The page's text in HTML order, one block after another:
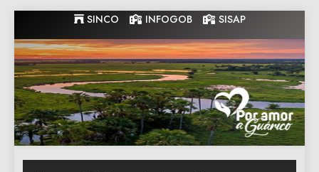
to
content
SINCO INFOGOB SISAP
Gobernacion
de Guarico
Gobernacion de Guarico